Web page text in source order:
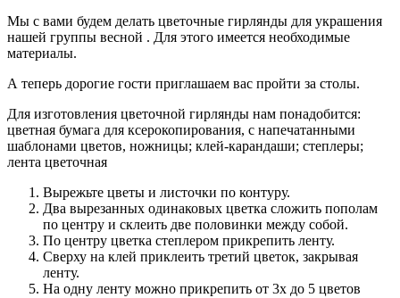
Мы с вами будем делать цветочные гирлянды для украшения
нашей группы весной . Для этого имеется необходимые
материалы.
А теперь дорогие гости приглашаем вас пройти за столы.
Для изготовления цветочной гирлянды нам понадобится:
цветная бумага для ксерокопирования, с напечатанными
шаблонами цветов, ножницы; клей-карандаши; степлеры;
лента цветочная
Вырежьте цветы и листочки по контуру.
Два вырезанных одинаковых цветка сложить пополам
по центру и склеить две половинки между собой.
По центру цветка степлером прикрепить ленту.
Сверху на клей приклеить третий цветок, закрывая
ленту.
На одну ленту можно прикрепить от 3х до 5 цветов